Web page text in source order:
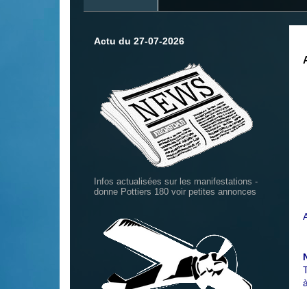
Actu du 27-07-2026
Infos actualisées sur les manifestations -
donne Pottiers 180 voir petites annonces